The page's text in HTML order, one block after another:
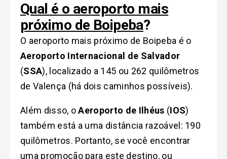
Qual é o aeroporto mais
próximo de Boipeba?
O aeroporto mais próximo de Boipeba é o
Aeroporto Internacional de Salvador
(SSA), localizado a 145 ou 262 quilômetros
de Valença (há dois caminhos possíveis).
Além disso, oAeroporto de Ilhéus (IOS)
também está a uma distância razoável: 190
quilômetros. Portanto, se você encontrar
uma promoção para este destino, ou